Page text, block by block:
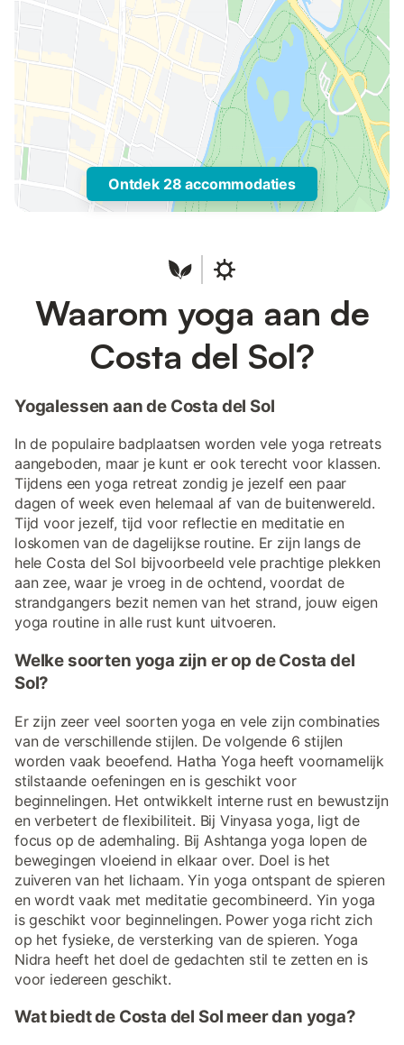
Ontdek 28 accommodaties
Waarom yoga aan de
Costa del Sol?
Yogalessen aan de Costa del Sol
In de populaire badplaatsen worden vele yoga retreats
aangeboden, maar je kunt er ook terecht voor klassen.
Tijdens een yoga retreat zondig je jezelf een paar
dagen of week even helemaal af van de buitenwereld.
Tijd voor jezelf, tijd voor reflectie en meditatie en
loskomen van de dagelijkse routine. Er zijn langs de
hele Costa del Sol bijvoorbeeld vele prachtige plekken
aan zee, waar je vroeg in de ochtend, voordat de
strandgangers bezit nemen van het strand, jouw eigen
yoga routine in alle rust kunt uitvoeren.
Welke soorten yoga zijn er op de Costa del
Sol?
Er zijn zeer veel soorten yoga en vele zijn combinaties
van de verschillende stijlen. De volgende 6 stijlen
worden vaak beoefend. Hatha Yoga heeft voornamelijk
stilstaande oefeningen en is geschikt voor
beginnelingen. Het ontwikkelt interne rust en bewustzijn
en verbetert de flexibiliteit. Bij Vinyasa yoga, ligt de
focus op de ademhaling. Bij Ashtanga yoga lopen de
bewegingen vloeiend in elkaar over. Doel is het
zuiveren van het lichaam. Yin yoga ontspant de spieren
en wordt vaak met meditatie gecombineerd. Yin yoga
is geschikt voor beginnelingen. Power yoga richt zich
op het fysieke, de versterking van de spieren. Yoga
Nidra heeft het doel de gedachten stil te zetten en is
voor iedereen geschikt.
Wat biedt de Costa del Sol meer dan yoga?